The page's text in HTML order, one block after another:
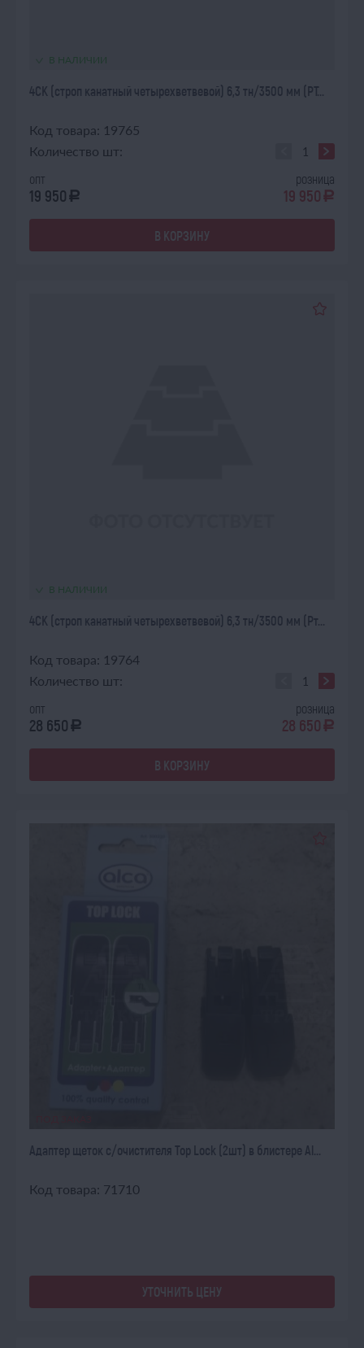
В НАЛИЧИИ
4СК (строп канатный четырехветвевой) 6,3 тн/3500 мм (РТ...
Код товара: 19765
Количество шт:
опт
19 950 a
розница
19 950 a
В КОРЗИНУ
В НАЛИЧИИ
4СК (строп канатный четырехветвевой) 6,3 тн/3500 мм (Рт...
Код товара: 19764
Количество шт:
опт
28 650 a
розница
28 650 a
В КОРЗИНУ
Адаптер щеток с/очистителя Top Lock (2шт) в блистере Al...
Код товара: 71710
УТОЧНИТЬ ЦЕНУ